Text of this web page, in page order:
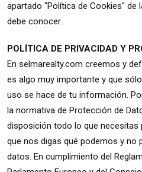
apartado "Política de Cookies" de
debe conocer.
POLÍTICA DE PRIVACIDAD Y
En selmarealty.com creemos y
es algo muy importante y que
uso se hace de tu información.
la normativa de Protección de
disposición todo lo que necesitas
que nos digas qué podemos y no
datos. En cumplimiento del